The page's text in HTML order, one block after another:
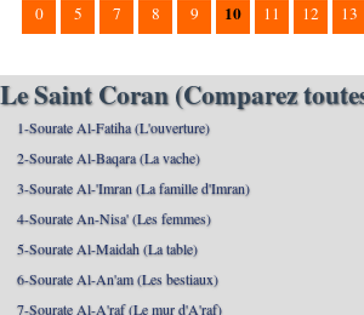
0 5 7 8 9 10 11 12 13
Le Saint Coran (Comparez
1-Sourate Al-Fatiha (L'ouverture)
2-Sourate Al-Baqara (La vache)
3-Sourate Al-'Imran (La famille d'Imran)
4-Sourate An-Nisa' (Les femmes)
5-Sourate Al-Maidah (La table)
6-Sourate Al-An'am (Les bestiaux)
7-Sourate Al-A'raf (Le mur d'A'raf)